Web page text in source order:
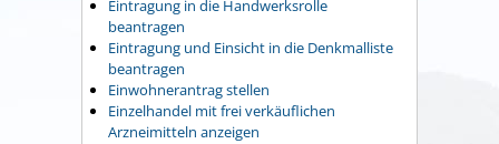
Eintragung in die Handwerksrolle
beantragen
Eintragung und Einsicht in die Denkmalliste
beantragen
Einwohnerantrag stellen
Einzelhandel mit frei verkäuflichen
Arzneimitteln anzeigen